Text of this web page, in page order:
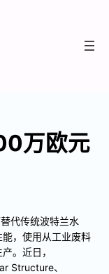
万欧元
代传统波特兰水
，使用从工业废料
。近日，
Structure、